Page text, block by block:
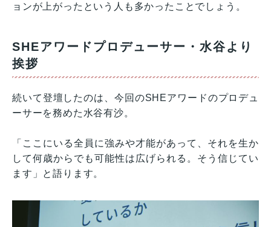
ョンが上がったという人も多かったことでしょう。
SHEアワードプロデューサー・水谷より
挨拶
続いて登壇したのは、今回のSHEアワードのプロデュ
ーサーを務めた水谷有沙。
「ここにいる全員に強みや才能があって、それを生か
して何歳からでも可能性は広げられる。そう信じてい
ます」と語ります。